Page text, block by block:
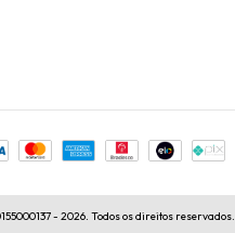
- 2026. Todos os direitos reservados.